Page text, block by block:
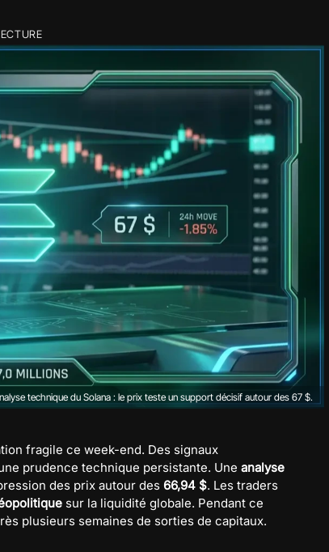
technique du Solana : le prix teste un support décisif autour des 67 $.
fragile ce week-end. Des signaux
prudence technique persistante. Une analyse
des prix autour des 66,94 $. Les traders
sur la liquidité globale. Pendant ce
plusieurs semaines de sorties de capitaux.